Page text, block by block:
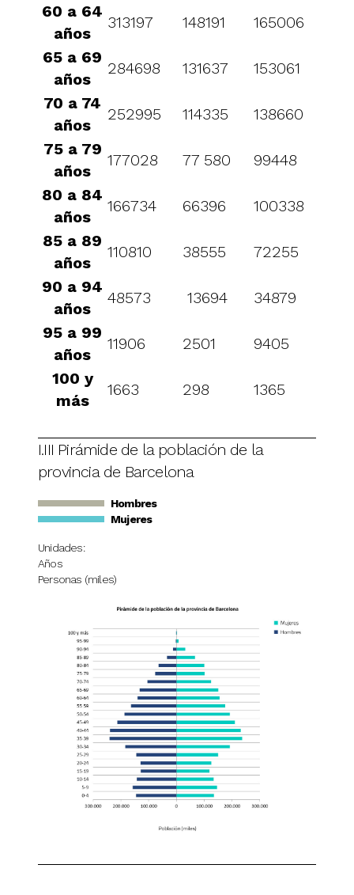
60 a 64
años
313197 148191
165006
65 a 69
años
284698 131637
153061
70 a 74
años
252995 114335
138660
75 a 79
años
177028 77 580
99448
80 a 84
años
166734 66396
100338
85 a 89
años
110810 38555
72255
90 a 94
años
48573 13694
34879
95 a 99
años
11906 2501
9405
100 y
más
1663 298 1365
I.III Pirámide de la población de la
provincia de Barcelona
Hombres
Mujeres
Unidades:
Años
Personas (miles)